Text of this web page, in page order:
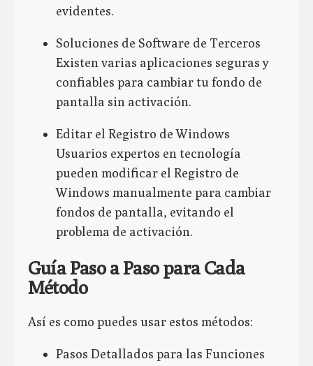
evidentes.
Soluciones de Software de Terceros
Existen varias aplicaciones seguras y
confiables para cambiar tu fondo de
pantalla sin activación.
Editar el Registro de Windows
Usuarios expertos en tecnología
pueden modificar el Registro de
Windows manualmente para cambiar
fondos de pantalla, evitando el
problema de activación.
Guía Paso a Paso para Cada
Método
Así es como puedes usar estos métodos:
Pasos Detallados para las Funciones